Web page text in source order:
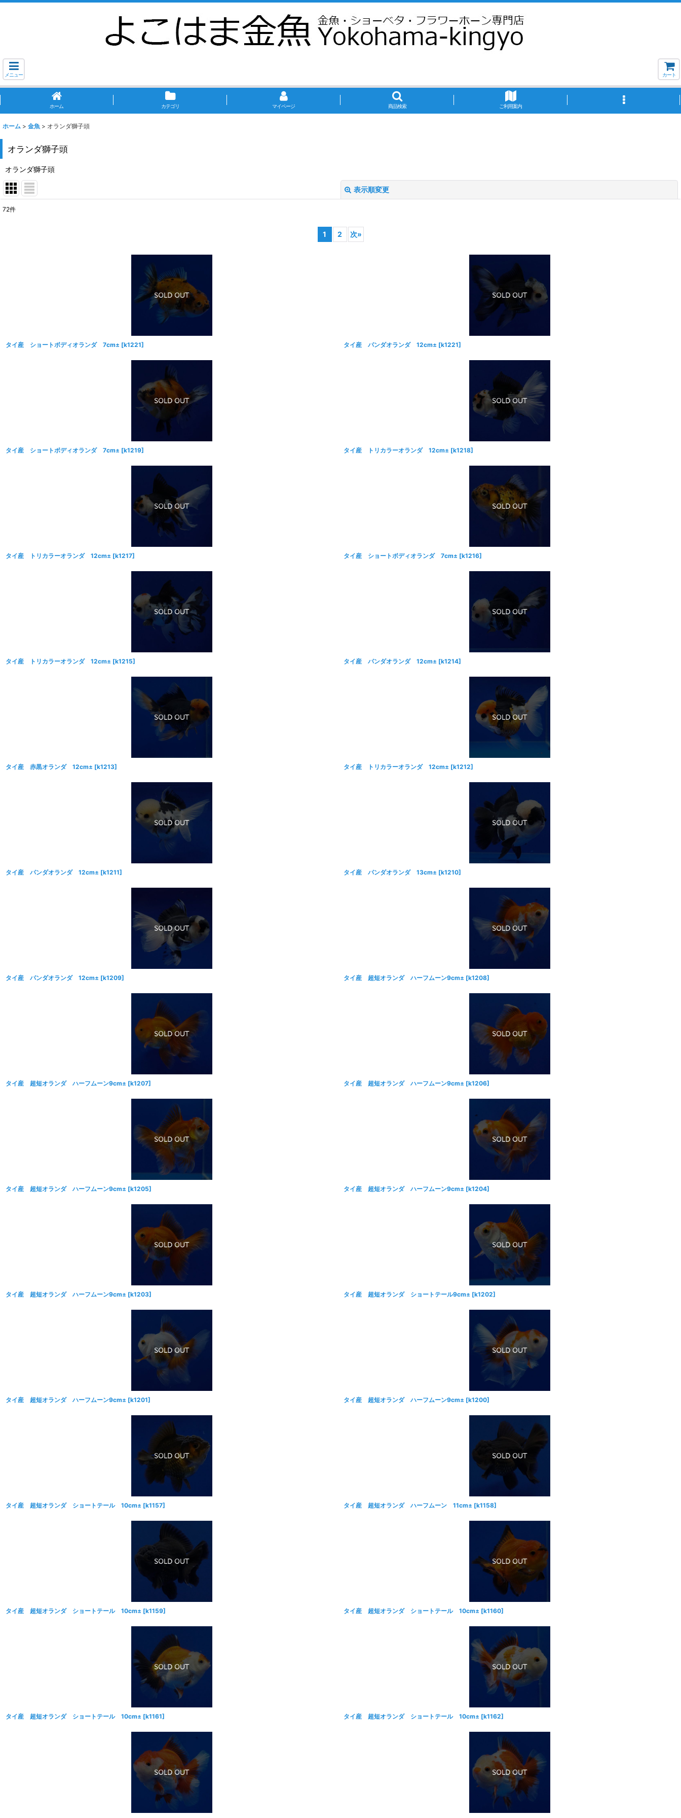
メニュー カート
ホーム カテゴリ マイページ 商品検索 ご利用案内
ホーム > 金魚 > オランダ獅子頭
オランダ獅子頭
オランダ獅子頭
表示順変更
72件
1 2 次»
タイ産 ショートボディオランダ 7cm± [k1221] タイ産 パンダオランダ 12cm± [k1221]
タイ産 ショートボディオランダ 7cm± [k1219] タイ産 トリカラーオランダ 12cm± [k1218]
タイ産 トリカラーオランダ 12cm± [k1217] タイ産 ショートボディオランダ 7cm± [k1216]
タイ産 トリカラーオランダ 12cm± [k1215] タイ産 パンダオランダ 12cm± [k1214]
タイ産 赤黒オランダ 12cm± [k1213] タイ産 トリカラーオランダ 12cm± [k1212]
タイ産 パンダオランダ 12cm± [k1211] タイ産 パンダオランダ 13cm± [k1210]
タイ産 パンダオランダ 12cm± [k1209] タイ産 超短オランダ ハーフムーン9cm± [k1208]
タイ産 超短オランダ ハーフムーン9cm± [k1207] タイ産 超短オランダ ハーフムーン9cm± [k1206]
タイ産 超短オランダ ハーフムーン9cm± [k1205] タイ産 超短オランダ ハーフムーン9cm± [k1204]
タイ産 超短オランダ ハーフムーン9cm± [k1203] タイ産 超短オランダ ショートテール9cm± [k1202]
タイ産 超短オランダ ハーフムーン9cm± [k1201] タイ産 超短オランダ ハーフムーン9cm± [k1200]
タイ産 超短オランダ ショートテール 10cm± [k1157] タイ産 超短オランダ ハーフムーン 11cm± [k1158]
タイ産 超短オランダ ショートテール 10cm± [k1159] タイ産 超短オランダ ショートテール 10cm± [k1160]
タイ産 超短オランダ ショートテール 10cm± [k1161] タイ産 超短オランダ ショートテール 10cm± [k1162]